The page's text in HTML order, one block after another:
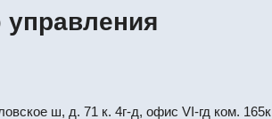
ш, д. 71 к. 4г-д, офис VI-гд ком. 165к